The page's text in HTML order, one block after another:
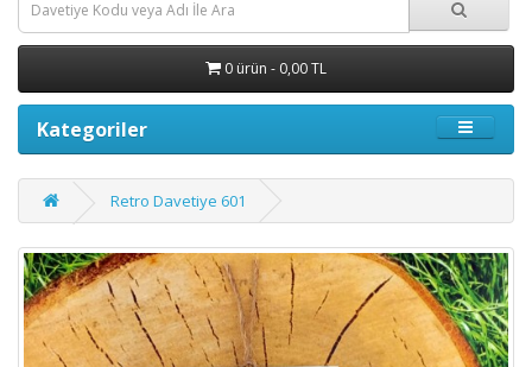
0 ürün - 0,00 TL
Kategoriler
Retro Davetiye 601